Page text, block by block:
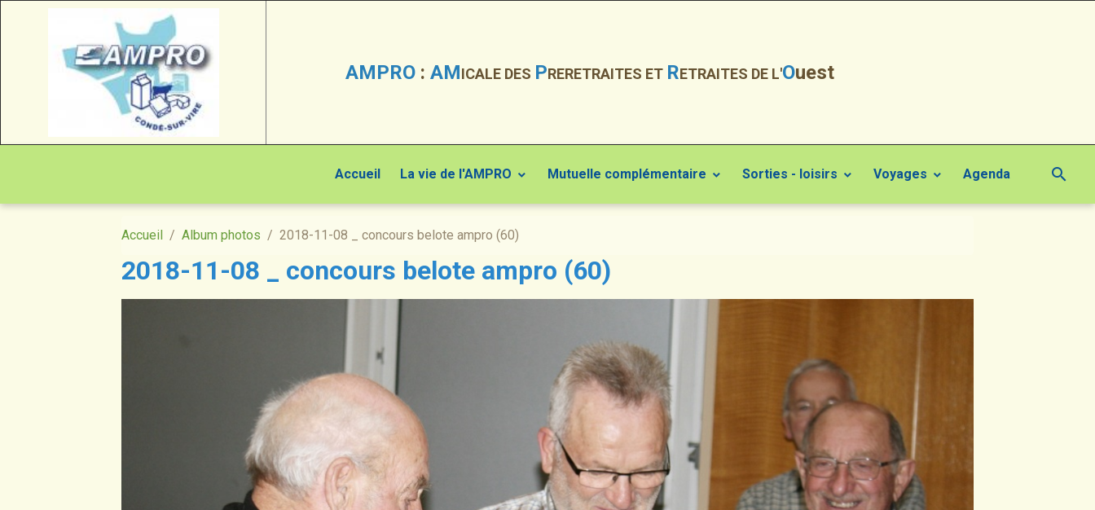
AMPRO : AMICALE DES PRERETRAITES ET RETRAITES DE L'Ouest
Accueil La vie de l'AMPRO Mutuelle complémentaire Sorties - loisirs Voyages Agenda
Accueil Album photos 2018-11-08 _ concours belote ampro (60)
2018-11-08 _ concours belote ampro (60)